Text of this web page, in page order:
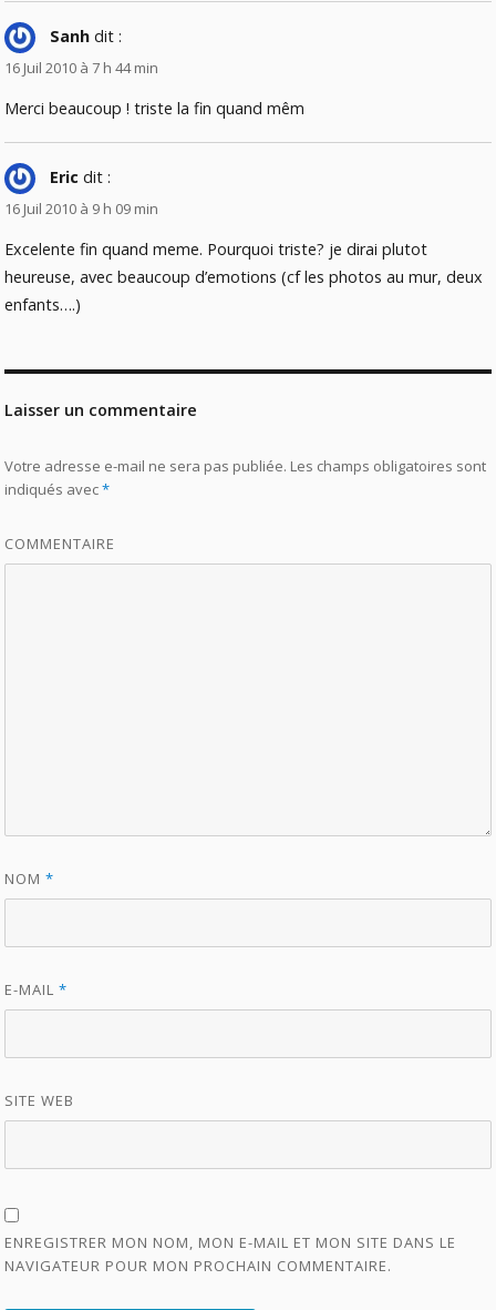
Sanh dit :
16 Juil 2010 à 7 h 44 min
Merci beaucoup ! triste la fin quand mêm
Eric dit :
16 Juil 2010 à 9 h 09 min
Excelente fin quand meme. Pourquoi triste? je dirai plutot
heureuse, avec beaucoup d’emotions (cf les photos au mur, deux
enfants….)
Laisser un commentaire
Votre adresse e-mail ne sera pas publiée. Les champs obligatoires sont
indiqués avec*
COMMENTAIRE
NOM*
E-MAIL*
SITE WEB
ENREGISTRER MON NOM, MON E-MAIL ET MON SITE DANS LE
NAVIGATEUR POUR MON PROCHAIN COMMENTAIRE.